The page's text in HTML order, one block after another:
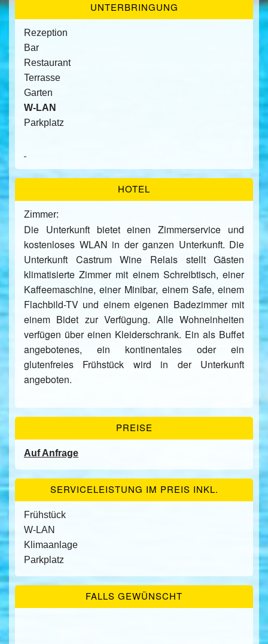
UNTERBRINGUNG
Rezeption
Bar
Restaurant
Terrasse
Garten
W-LAN
Parkplatz
HOTEL
Zimmer:
Die Unterkunft bietet einen Zimmerservice und
kostenloses WLAN in der ganzen Unterkunft. Die
Unterkunft Castrum Wine Relais stellt Gästen
klimatisierte Zimmer mit einem Schreibtisch, einer
Kaffeemaschine, einer Minibar, einem Safe, einem
Flachbild-TV und einem eigenen Badezimmer mit
einem Bidet zur Verfügung. Alle Wohneinheiten
verfügen über einen Kleiderschrank. Ein als Buffet
angebotenes, ein kontinentales oder ein
glutenfreies Frühstück wird in der Unterkunft
angeboten.
PREISE
Auf Anfrage
SERVICELEISTUNG IM PREIS INKL.
Frühstück
W-LAN
Klimaanlage
Parkplatz
FALLS GEWÜNSCHT